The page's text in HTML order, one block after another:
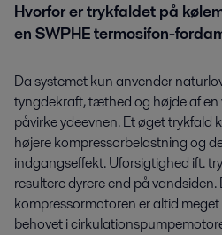
Hvorfor er trykfaldet på
en SWPHE termosifon-
Da systemet kun anvender
tyngdekraft, tæthed og højde af en
påvirke ydeevnen. Et øget trykfald
højere kompressorbelastning og
indgangseffekt. Uforsigtighed ift.
resultere dyrere end på
kompressormotoren er altid
behovet i